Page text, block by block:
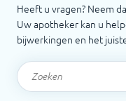
Heeft u vragen? Neem
Uw apotheker kan u
bijwerkingen en het